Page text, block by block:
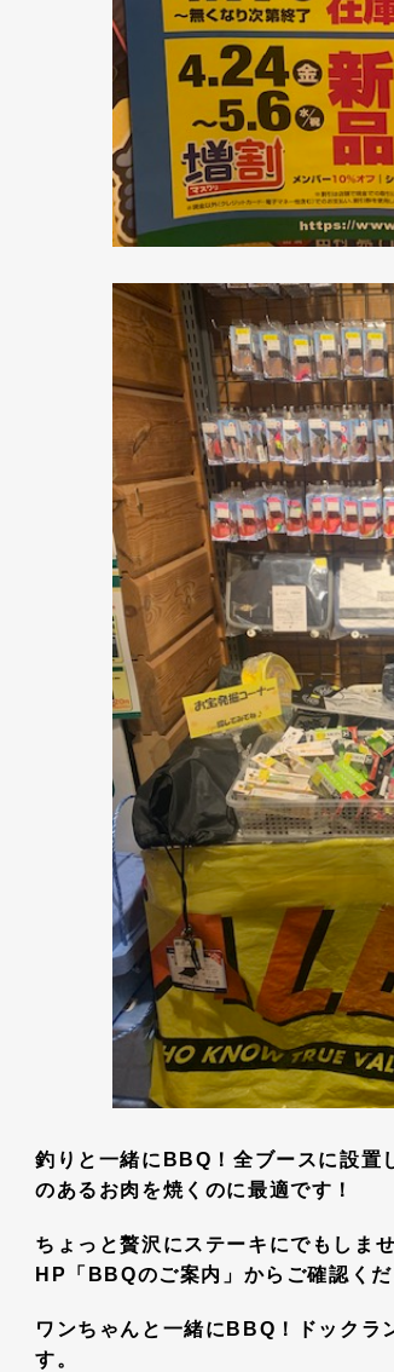
釣りと一緒にBBQ！全ブースに設置
のあるお肉を焼くのに最適です！
ちょっと贅沢にステーキにでもしま
HP「BBQのご案内」からご確認くだ
ワンちゃんと一緒にBBQ！ドックラ
す。